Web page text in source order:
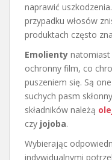
naprawić
przypadku włosów
produktach często
Emolienty natomiast
ochronny film, co
puszeniem się. Są
suchych pasm
składników należą
czy jojoba.
Wybierając
indywidualnymi